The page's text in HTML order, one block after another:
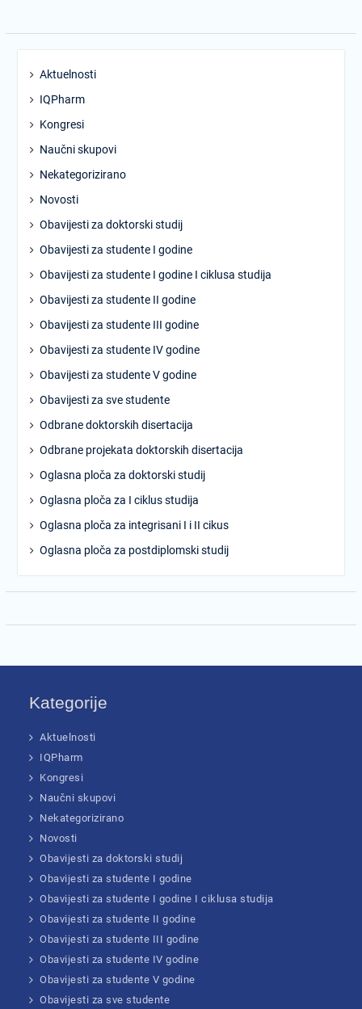
Aktuelnosti
IQPharm
Kongresi
Naučni skupovi
Nekategorizirano
Novosti
Obavijesti za doktorski studij
Obavijesti za studente I godine
Obavijesti za studente I godine I ciklusa studija
Obavijesti za studente II godine
Obavijesti za studente III godine
Obavijesti za studente IV godine
Obavijesti za studente V godine
Obavijesti za sve studente
Odbrane doktorskih disertacija
Odbrane projekata doktorskih disertacija
Oglasna ploča za doktorski studij
Oglasna ploča za I ciklus studija
Oglasna ploča za integrisani I i II cikus
Oglasna ploča za postdiplomski studij
Kategorije
Aktuelnosti
IQPharm
Kongresi
Naučni skupovi
Nekategorizirano
Novosti
Obavijesti za doktorski studij
Obavijesti za studente I godine
Obavijesti za studente I godine I ciklusa studija
Obavijesti za studente II godine
Obavijesti za studente III godine
Obavijesti za studente IV godine
Obavijesti za studente V godine
Obavijesti za sve studente